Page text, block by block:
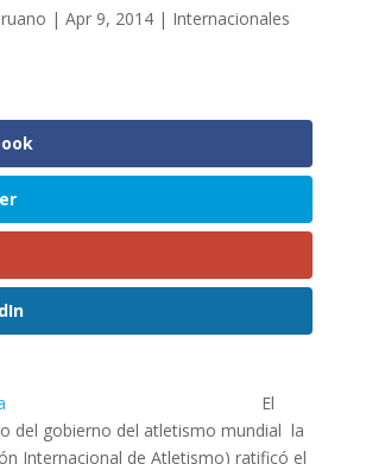
| Apr 9, 2014| Internacionales
El
del gobierno del atletismo mundial la
Internacional de Atletismo) ratificó el